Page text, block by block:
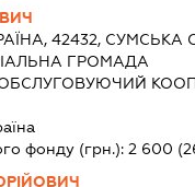
42432, СУМСЬКА
ГРОМАДА
ОБСЛУГОВУЮЧИЙ
фонду (грн.):2 600